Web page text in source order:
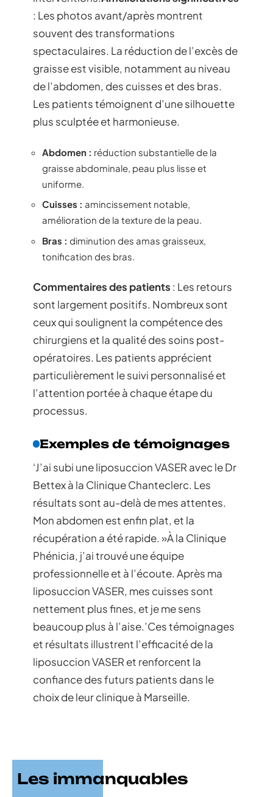
: Les photos avant/après montrent
souvent des transformations
spectaculaires. La réduction de l’excès de
graisse est visible, notamment au niveau
de l’abdomen, des cuisses et des bras.
Les patients témoignent d’une silhouette
plus sculptée et harmonieuse.
Abdomen : réduction substantielle de la
graisse abdominale, peau plus lisse et
uniforme.
Cuisses : amincissement notable,
amélioration de la texture de la peau.
Bras : diminution des amas graisseux,
tonification des bras.
Commentaires des patients : Les retours
sont largement positifs. Nombreux sont
ceux qui soulignent la compétence des
chirurgiens et la qualité des soins post-
opératoires. Les patients apprécient
particulièrement le suivi personnalisé et
l’attention portée à chaque étape du
processus.
Exemples de témoignages
‘J’ai subi une liposuccion VASER avec le Dr
Bettex à la Clinique Chanteclerc. Les
résultats sont au-delà de mes attentes.
Mon abdomen est enfin plat, et la
récupération a été rapide. »À la Clinique
Phénicia, j’ai trouvé une équipe
professionnelle et à l’écoute. Après ma
liposuccion VASER, mes cuisses sont
nettement plus fines, et je me sens
beaucoup plus à l’aise.’Ces témoignages
et résultats illustrent l’efficacité de la
liposuccion VASER et renforcent la
confiance des futurs patients dans le
choix de leur clinique à Marseille.
Les immanquables